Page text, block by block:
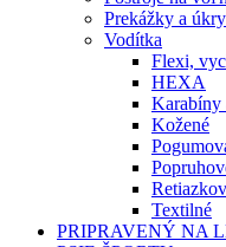
Prekážky a
Vodítka
Flexi,
HEXA
Karabíny
Kožené
Textilné
PRIPRAVENÝ NA